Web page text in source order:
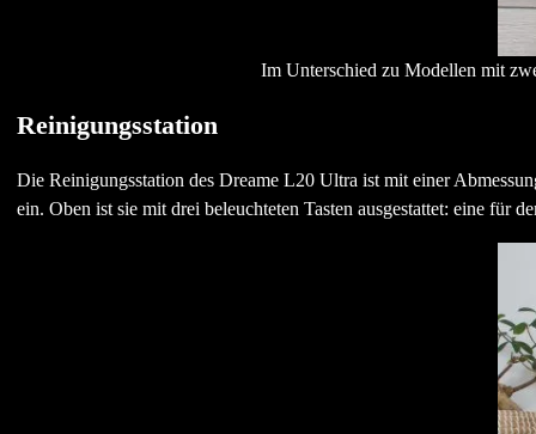
Im Unterschied zu Modellen mit
Reinigungsstation
Die Reinigungsstation des Dreame L20 Ultra ist mit einer
ein. Oben ist sie mit drei beleuchteten Tasten ausgestattet: eine für